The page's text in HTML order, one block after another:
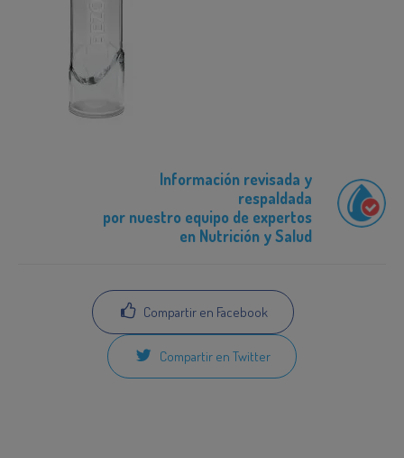
Información revisada y
respaldada
por nuestro equipo de expertos
en Nutrición y Salud
Compartir en Facebook
Compartir en Twitter